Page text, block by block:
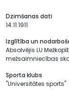
Dzimšanas dati
14.11.1911
Izglītība un
Absolvējis LU
mežsaimniecības
Sporta klubs
"Universitātes sports"